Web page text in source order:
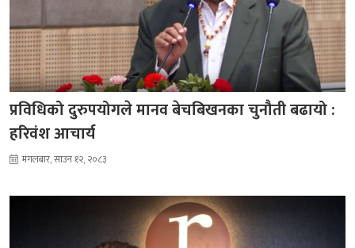
प्रविधिको दुरुपयोगले मानव बेचबिखनका चुनौती बढायो :
हरिवंश आचार्य
मंगलबार, साउन १२, २०८३